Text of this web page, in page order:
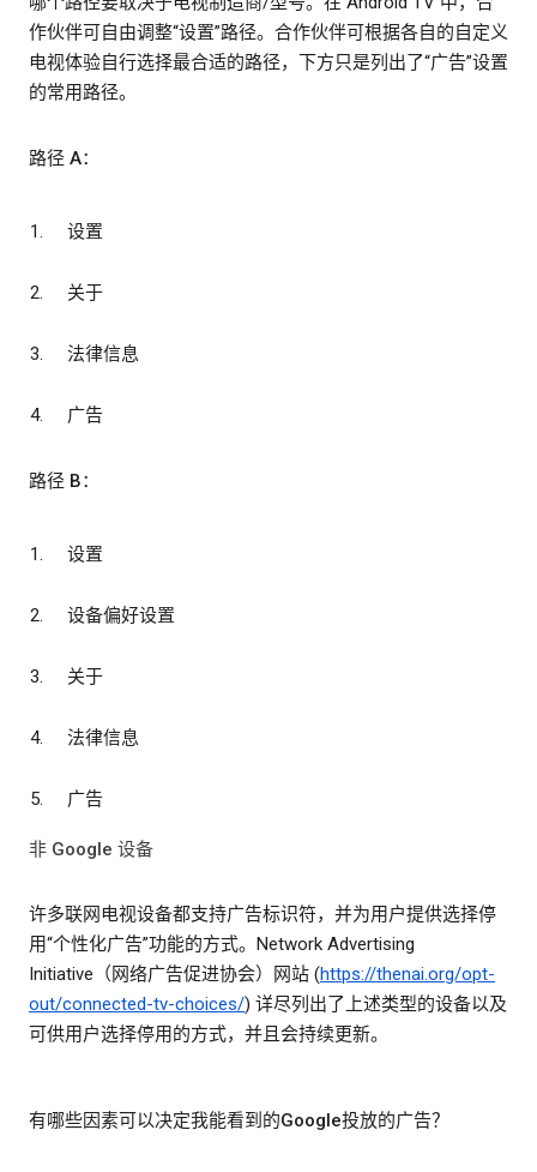
作伙伴可自由调整“设置”路径。合作伙伴可根据各自的自定义
电视体验自行选择最合适的路径，下方只是列出了“广告”设置
的常用路径。
路径 A：
设置
关于
法律信息
广告
路径 B：
设置
设备偏好设置
关于
法律信息
广告
非 Google 设备
许多联网电视设备都支持广告标识符，并为用户提供选择停
用“个性化广告”功能的方式。Network Advertising
Initiative（网络广告促进协会）网站 (https://thenai.org/opt-
out/connected-tv-choices/) 详尽列出了上述类型的设备以及
可供用户选择停用的方式，并且会持续更新。
有哪些因素可以决定我能看到的Google投放的广告？